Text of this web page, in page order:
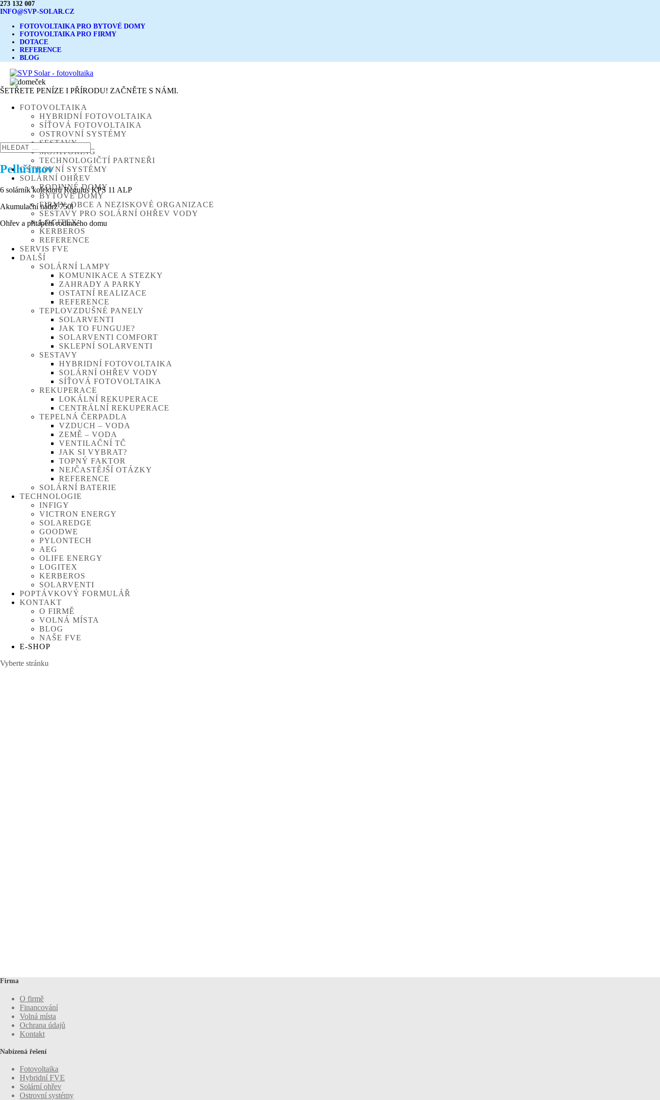
273 132 007
INFO@SVP-SOLAR.CZ
FOTOVOLTAIKA PRO BYTOVÉ DOMY
FOTOVOLTAIKA PRO FIRMY
DOTACE
REFERENCE
BLOG
ŠETŘETE PENÍZE I PŘÍRODU! ZAČNĚTE S NÁMI.
FOTOVOLTAIKA
HYBRIDNÍ FOTOVOLTAIKA
SÍŤOVÁ FOTOVOLTAIKA
OSTROVNÍ SYSTÉMY
SESTAVY
MONITORING
TECHNOLOGIČTÍ PARTNEŘI
OSTROVNÍ SYSTÉMY
SOLÁRNÍ OHŘEV
RODINNÉ DOMY
BYTOVÉ DOMY
FIRMY, OBCE A NEZISKOVÉ ORGANIZACE
SESTAVY PRO SOLÁRNÍ OHŘEV VODY
LOGITEX
KERBEROS
REFERENCE
SERVIS FVE
DALŠÍ
SOLÁRNÍ LAMPY
KOMUNIKACE A STEZKY
ZAHRADY A PARKY
OSTATNÍ REALIZACE
REFERENCE
TEPLOVZDUŠNÉ PANELY
SOLARVENTI
JAK TO FUNGUJE?
SOLARVENTI COMFORT
SKLEPNÍ SOLARVENTI
SESTAVY
HYBRIDNÍ FOTOVOLTAIKA
SOLÁRNÍ OHŘEV VODY
SÍŤOVÁ FOTOVOLTAIKA
REKUPERACE
LOKÁLNÍ REKUPERACE
CENTRÁLNÍ REKUPERACE
TEPELNÁ ČERPADLA
VZDUCH – VODA
ZEMĚ – VODA
VENTILAČNÍ TČ
JAK SI VYBRAT?
TOPNÝ FAKTOR
NEJČASTĚJŠÍ OTÁZKY
REFERENCE
SOLÁRNÍ BATERIE
TECHNOLOGIE
INFIGY
VICTRON ENERGY
SOLAREDGE
GOODWE
PYLONTECH
AEG
OLIFE ENERGY
LOGITEX
KERBEROS
SOLARVENTI
POPTÁVKOVÝ FORMULÁŘ
KONTAKT
O FIRMĚ
VOLNÁ MÍSTA
BLOG
NAŠE FVE
E-SHOP
Vyberte stránku
Pelhřimov
6 solárník kolektorů Regulus KPS 11 ALP
Akumulační nádrž 750l
Ohřev a přitápění rodinného domu
Firma
O firmě
Financování
Volná místa
Ochrana údajů
Kontakt
Nabízená řešení
Fotovoltaika
Hybridní FVE
Solární ohřev
Ostrovní systémy